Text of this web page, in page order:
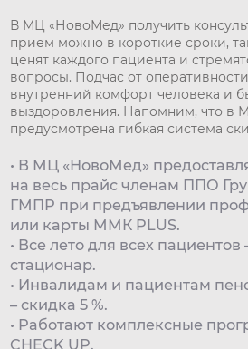
В МЦ «НовоМед» получить
прием можно в короткие сроки,
ценят каждого пациента и
вопросы. Подчас от
внутренний комфорт человека и
выздоровления. Напомним, что в
предусмотрена гибкая система
• В МЦ «НовоМед»
на весь прайс членам ППО
ГМПР при предъявлении
или карты ММК PLUS.
• Все лето для всех пациентов
стационар.
• Инвалидам и пациентам
– скидка 5 %.
• Работают комплексные
CHECK UP.